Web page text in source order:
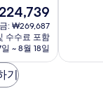
: ₩269,687
수수료 포함
~ 8월 18일
매
기